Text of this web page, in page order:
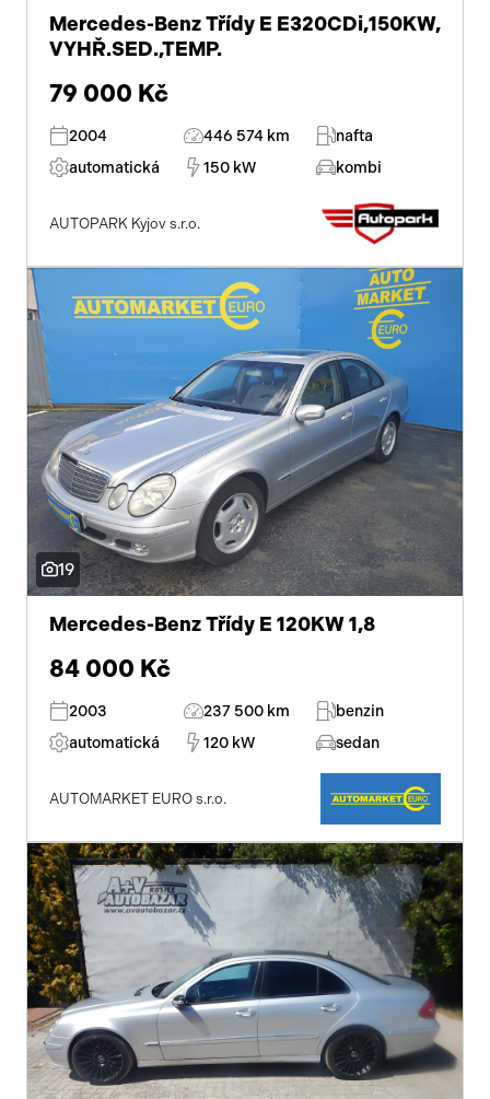
Mercedes-Benz Třídy E E320CDi,150KW,
VYHŘ.SED.,TEMP.
79 000 Kč
2004 446 574 km
nafta
automatická
150 kW kombi
AUTOPARK Kyjov s.r.o.
19
Mercedes-Benz Třídy E 120KW 1,8
84 000 Kč
2003 237 500 km
benzin
automatická
120 kW sedan
AUTOMARKET EURO s.r.o.